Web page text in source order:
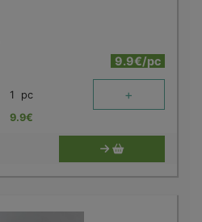
9.9€/pc
1 pc +
9.9€